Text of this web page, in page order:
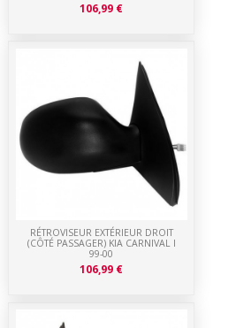
RÉTROVISEUR EXTÉRIEUR DROIT
(CÔTÉ PASSAGER) KIA CARNIVAL I
99-00
106,99 €
106,99 €